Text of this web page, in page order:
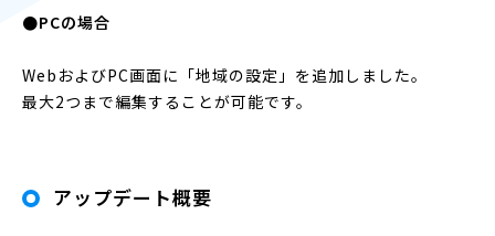
●PCの場合
WebおよびPC画面に「地域の設定」を追加しました。
最大2つまで編集することが可能です。
アップデート概要